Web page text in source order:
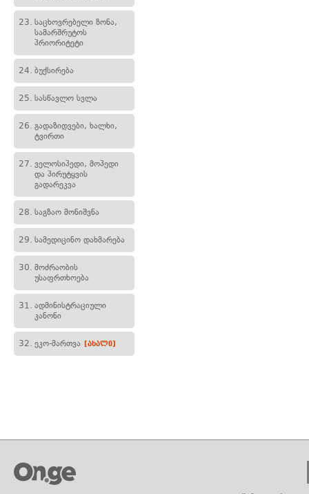
23. საცხოვრებელი ზონა,
სამარშრუტოს
პრიორიტეტი
24. ბუქსირება
25. სასწავლო სვლა
26. გადაზიდვები, ხალხი,
ტვირთი
27. ველოსიპედი, მოპედი
და პირუტყვის
გადარეკვა
28. საგზაო მონიშვნა
29. სამედიცინო დახმარება
30. მოძრაობის
უსაფრთხოება
31. ადმინისტრაციული
კანონი
32. ეკო-მართვა [ახალი]